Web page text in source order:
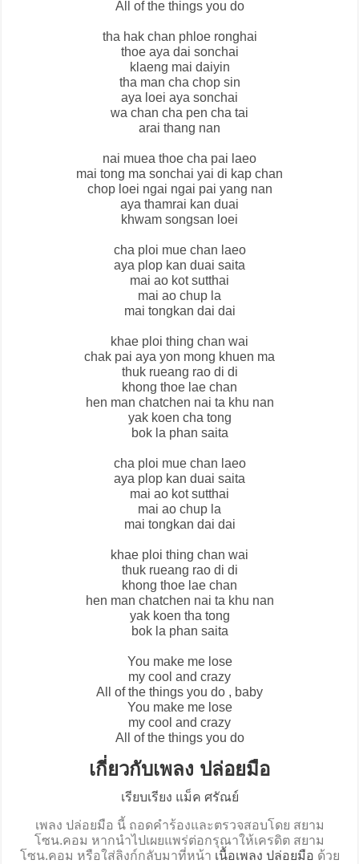
All of the things you do
tha hak chan phloe ronghai
thoe aya dai sonchai
klaeng mai daiyin
tha man cha chop sin
aya loei aya sonchai
wa chan cha pen cha tai
arai thang nan
nai muea thoe cha pai laeo
mai tong ma sonchai yai di kap chan
chop loei ngai ngai pai yang nan
aya thamrai kan duai
khwam songsan loei
cha ploi mue chan laeo
aya plop kan duai saita
mai ao kot sutthai
mai ao chup la
mai tongkan dai dai
khae ploi thing chan wai
chak pai aya yon mong khuen ma
thuk rueang rao di di
khong thoe lae chan
hen man chatchen nai ta khu nan
yak koen cha tong
bok la phan saita
cha ploi mue chan laeo
aya plop kan duai saita
mai ao kot sutthai
mai ao chup la
mai tongkan dai dai
khae ploi thing chan wai
thuk rueang rao di di
khong thoe lae chan
hen man chatchen nai ta khu nan
yak koen tha tong
bok la phan saita
You make me lose
my cool and crazy
All of the things you do , baby
You make me lose
my cool and crazy
All of the things you do
เกี่ยวกับเพลง ปล่อยมือ
เรียบเรียง แม็ค ศรัณย์
เพลง ปล่อยมือ นี้ ถอดคำร้องและตรวจสอบโดย สยาม
โซน.คอม หากนำไปเผยแพร่ต่อกรุณาให้เครดิต สยาม
โซน.คอม หรือใส่ลิงก์กลับมาที่หน้า เนื้อเพลง ปล่อยมือ ด้วย